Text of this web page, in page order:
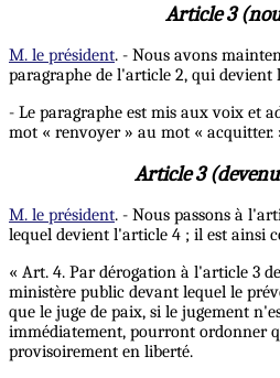
Article 3
M. le président. - Nous avons
paragraphe de l'article 2, qui devient
- Le paragraphe est mis aux voix et
mot « renvoyer » au mot « acquitter.
Article 3
M. le président. - Nous passons à
lequel devient l'article 4 ; il est ainsi
« Art. 4. Par dérogation à l'article 3
ministère public devant lequel le
que le juge de paix, si le jugement
immédiatement, pourront ordonner
provisoirement en liberté.